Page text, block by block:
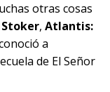
otras cosas
Stoker, Atlantis:
a
de El Señor